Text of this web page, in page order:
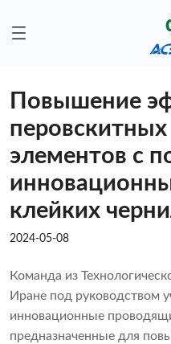
Повышение
элементов с
клейких
2024-05-08
Команда из
Иране под руководством
инновационные
предназначенные для